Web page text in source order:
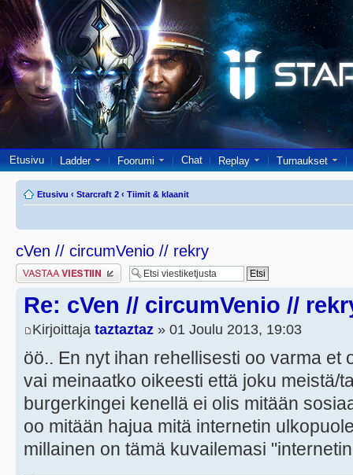
Etusivu Ladder Foorumi Chat Replay Turnaukset
Etusivu ‹ Starcraft 2 ‹ Tiimit & klaanit
cVen // circumVenio // rekry
Lähetä vastaus
Re: cVen // circumVenio //
Kirjoittaja taztaztaz » 01 Joulu 2013, 19:03
öö.. En nyt ihan rehellisesti oo varma et
vai meinaatko oikeesti että joku meistä/
burgerkingei kenellä ei olis mitään
oo mitään hajua mitä internetin
millainen on tämä kuvailemasi